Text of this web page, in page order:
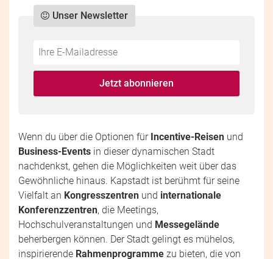
Do
fill
Unser Newsletter
*Ihre
Mailadresse:
Jetzt abonnieren
Wenn du über die Optionen für Incentive-Reisen und
Business-Events in dieser dynamischen Stadt
nachdenkst, gehen die Möglichkeiten weit über das
Gewöhnliche hinaus. Kapstadt ist berühmt für seine
Vielfalt an Kongresszentren und internationale
Konferenzzentren, die Meetings,
Hochschulveranstaltungen und Messegelände
beherbergen können. Der Stadt gelingt es mühelos,
inspirierende Rahmenprogramme zu bieten, die von